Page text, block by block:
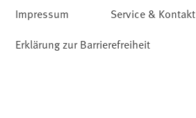
Impressum Service & Kontakt
Erklärung zur Barrierefreiheit